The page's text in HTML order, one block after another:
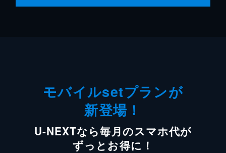
モバイルsetプランが
新登場！
U-NEXTなら毎月のスマホ代が
ずっとお得に！